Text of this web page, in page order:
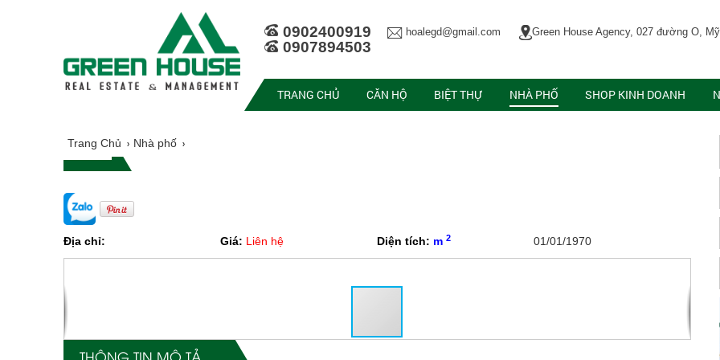
0902400919
0907894503
hoalegd@gmail.com Green House Agency, 027 đường O,
TRANG CHỦ CĂN HỘ BIỆT THỰ NHÀ PHỐ SHOP KINH DOANH
Trang Chủ Nhà phố
Địa chỉ: Giá: Liên hệ Diện tích: m2 01/01/1970